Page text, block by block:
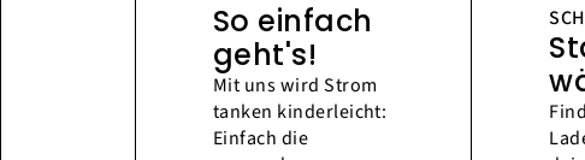
So einfach
geht's!
Mit uns wird Strom
tanken kinderleicht:
Einfach die